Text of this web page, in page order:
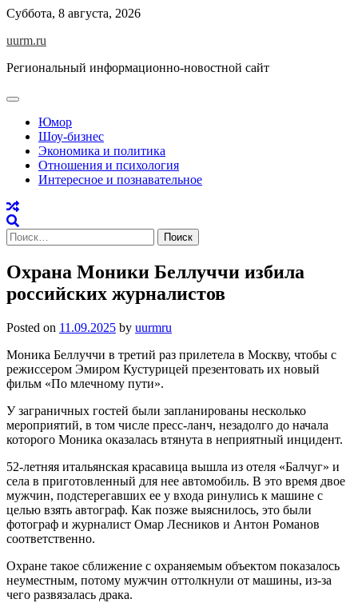
Skip
content
Суббота, 8 августа, 2026
uurm.ru
Региональный информационно-новостной сайт
Юмор
Шоу-бизнес
Экономика и политика
Отношения и психология
Интересное и познавательное
Найти:
Охрана Моники Беллуччи избила
российских журналистов
Posted on 11.09.2025 by uurmru
Моника Беллуччи в третий раз прилетела в Москву, чтобы с
режиссером Эмиром Кустурицей презентовать их новый
фильм «По млечному пути».
У заграничных гостей были запланированы несколько
мероприятий, в том числе пресс-ланч, незадолго до начала
которого Моника оказалась втянута в неприятный инцидент.
52-летняя итальянская красавица вышла из отеля «Балчуг» и
села в приготовленный для нее автомобиль. В это время двое
мужчин, подстерегавших ее у входа ринулись к машине с
целью взять автограф. Как позже выяснилось, это были
фотограф и журналист Омар Лесников и Антон Романов
соответственно.
Охране такое сближение с охраняемым объектом показалось
неуместным, потому мужчин оттолкнули от машины, из-за
чего развязалась драка.